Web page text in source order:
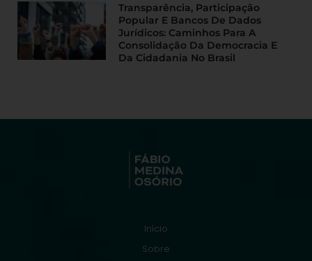
Transparência, Participação
Popular E Bancos De Dados
Jurídicos: Caminhos Para A
Consolidação Da Democracia E
Da Cidadania No Brasil
Início
Sobre